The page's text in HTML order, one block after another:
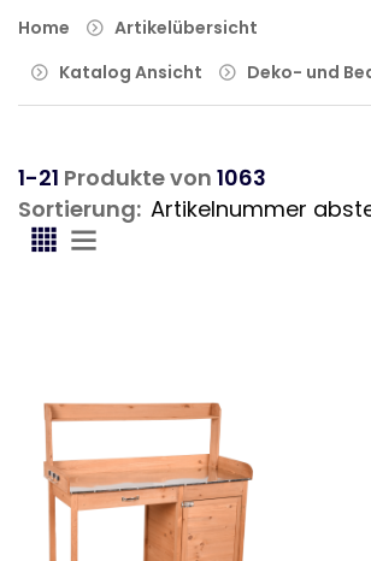
Home
Artikelübersicht
Katalog Ansicht
Deko- und
1-21 Produkte von 1063
Sortierung: